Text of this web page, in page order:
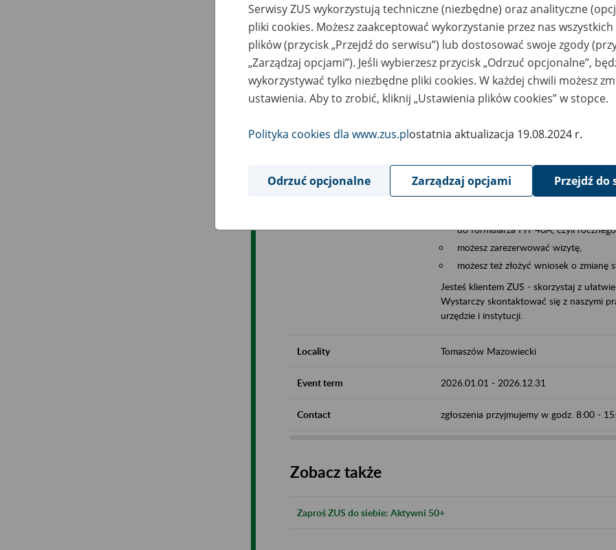
Jeśli jesteś osobą ubezpieczoną (np.
możesz sprawdzić swoje dane
masz dostęp do informacji o stanie
masz dostęp do informacji o
Jeśli jesteś płatnikiem składek (np.
możesz skorzystać z aplikacji
ubezpieczeń, wypełnisz i
ZUS,
możesz złożyć wniosek o wydanie
masz dostęp do zwolnień
Jeśli jesteś świadczeniobiorcą
masz dostęp m.in. do formularza
do formularza PIT 40A, czyli
możesz zarezerwować wizytę,
możesz też złożyć wniosek o zmianę
Jesteś klientem ZUS - skorzystaj z
Wystarczy skontaktować się z naszymi
urzędzie i instytucji.
Locality Tomaszów Mazowiecki
Event term 2026.01.01 - 2026.12.31
Contact zgłoszenia przyjmujemy w godz. 8:00 -
Zobacz także
Zaproś ZUS do siebie: Aktywni 50+
Serwisy ZUS wykorzystują techniczne (niezbędne) oraz analityczne
pliki cookies. Możesz zaakceptować wykorzystanie przez nas
plików (przycisk „Przejdź do serwisu”) lub dostosować swoje zgody
„Zarządzaj opcjami”). Jeśli wybierzesz przycisk „Odrzuć opcjonalne”,
wykorzystywać tylko niezbędne pliki cookies. W każdej chwili możesz
ustawienia. Aby to zrobić, kliknij „Ustawienia plików cookies” w stopce.
Polityka cookies dla www.zus.plostatnia aktualizacja 19.08.2024 r.
Odrzuć opcjonalne Zarządzaj opcjami Przejdź do